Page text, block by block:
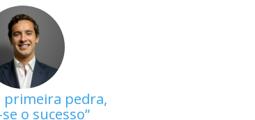
primeira pedra,
o sucesso